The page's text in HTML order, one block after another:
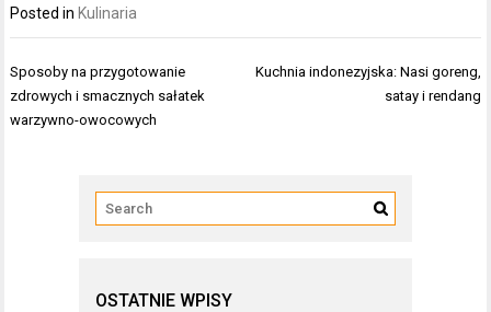
Posted in Kulinaria
Nawigacja
wpisu
Sposoby na przygotowanie
zdrowych i smacznych sałatek
warzywno-owocowych
Kuchnia indonezyjska: Nasi goreng,
satay i rendang
OSTATNIE WPISY